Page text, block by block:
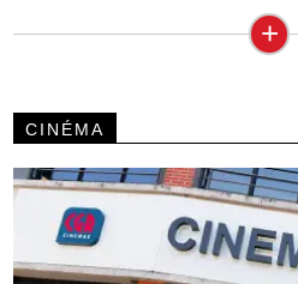
+
CINÉMA